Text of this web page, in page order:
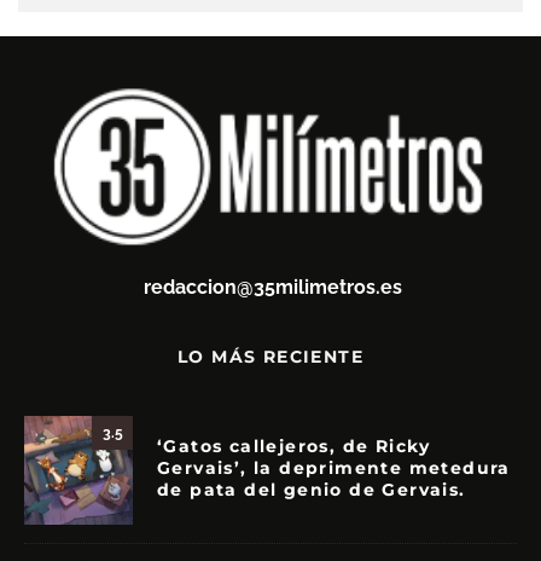
redaccion@35milimetros.es
LO MÁS RECIENTE
3.5
‘Gatos callejeros, de Ricky
Gervais’, la deprimente metedura
de pata del genio de Gervais.